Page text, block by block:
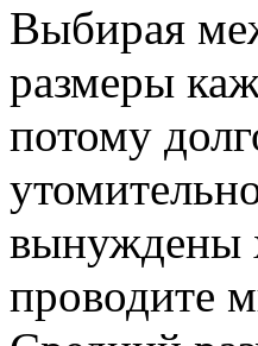
Выбирая
размеры
потому
вынуждены
проводите